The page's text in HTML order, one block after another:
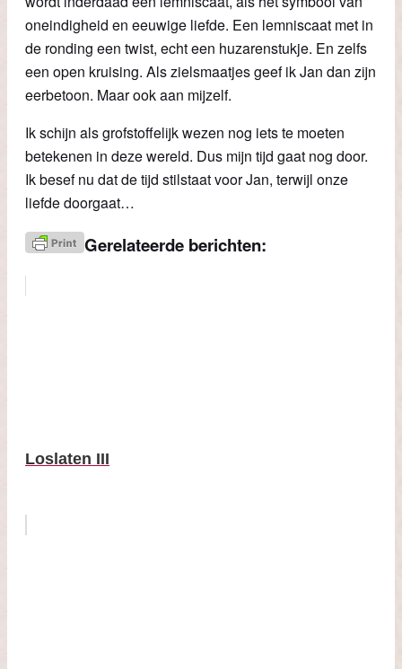
oneindigheid en eeuwige liefde. Een lemniscaat met in
de ronding een twist, echt een huzarenstukje. En zelfs
een open kruising. Als zielsmaatjes geef ik Jan dan zijn
eerbetoon. Maar ook aan mijzelf.
Ik schijn als grofstoffelijk wezen nog iets te moeten
betekenen in deze wereld. Dus mijn tijd gaat nog door.
Ik besef nu dat de tijd stilstaat voor Jan, terwijl onze
liefde doorgaat…
Gerelateerde berichten:
Loslaten III